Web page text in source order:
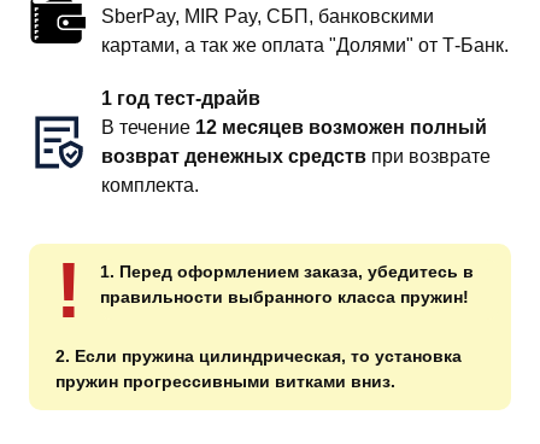
SberPay, MIR Pay, СБП, банковскими
картами, а так же оплата "Долями" от Т-Банк.
1 год тест-драйв
В течение 12 месяцев возможен полный
возврат денежных средств при возврате
комплекта.
!
1. Перед оформлением заказа, убедитесь в
правильности выбранного класса пружин!
2. Если пружина цилиндрическая, то установка
пружин прогрессивными витками вниз.